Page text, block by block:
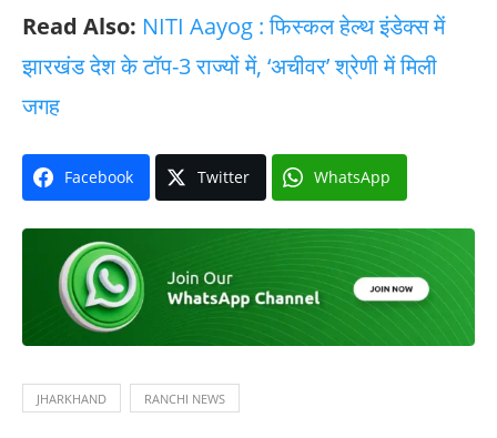
Read Also: NITI Aayog : फिस्कल हेल्थ इंडेक्स में
झारखंड देश के टॉप-3 राज्यों में, ‘अचीवर’ श्रेणी में मिली
जगह
Facebook Twitter WhatsApp
JHARKHAND RANCHI NEWS